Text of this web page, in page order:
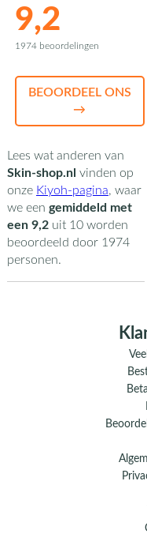
9,2
1974 beoordelingen
BEOORDEEL ONS
→
Lees wat anderen van
Skin-shop.nl vinden op
onze Kiyoh-pagina, waar
we een gemiddeld met
een 9,2uit 10worden
beoordeeld door 1974
personen.